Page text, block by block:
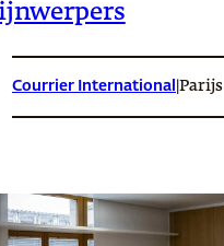
Courrier International Parijs